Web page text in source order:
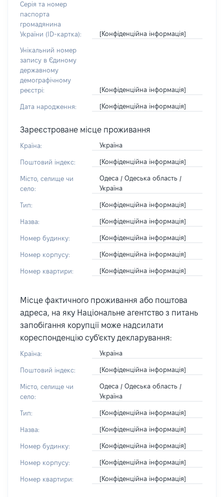
Серія та номер
паспорта
громадянина
України (ID-картка):
[Конфіденційна інформація]
Унікальний номер
запису в Єдиному
державному
демографічному
реєстрі:
[Конфіденційна інформація]
Дата народження: [Конфіденційна інформація]
Зареєстроване місце проживання
Країна: Україна
Поштовий індекс: [Конфіденційна інформація]
Місто, селище чи
село:
Одеса / Одеська область /
Україна
Тип: [Конфіденційна інформація]
Назва: [Конфіденційна інформація]
Номер будинку: [Конфіденційна інформація]
Номер корпусу: [Конфіденційна інформація]
Номер квартири: [Конфіденційна інформація]
Місце фактичного проживання або поштова
адреса, на яку Національне агентство з питань
запобігання корупції може надсилати
кореспонденцію суб'єкту декларування:
Країна: Україна
Поштовий індекс: [Конфіденційна інформація]
Місто, селище чи
село:
Одеса / Одеська область /
Україна
Тип: [Конфіденційна інформація]
Назва: [Конфіденційна інформація]
Номер будинку: [Конфіденційна інформація]
Номер корпусу: [Конфіденційна інформація]
Номер квартири: [Конфіденційна інформація]